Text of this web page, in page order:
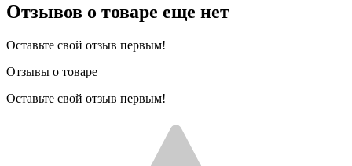
Отзывов о товаре еще нет
Оставьте свой отзыв первым!
Отзывы о товаре
Оставьте свой отзыв первым!